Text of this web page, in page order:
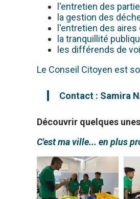
l'entretien des
la gestion des
l'entretien des
la tranquillité
les différends de
Le Conseil Citoyen est
Contact : Samira
Découvrir quelques
C'est ma ville... en plus